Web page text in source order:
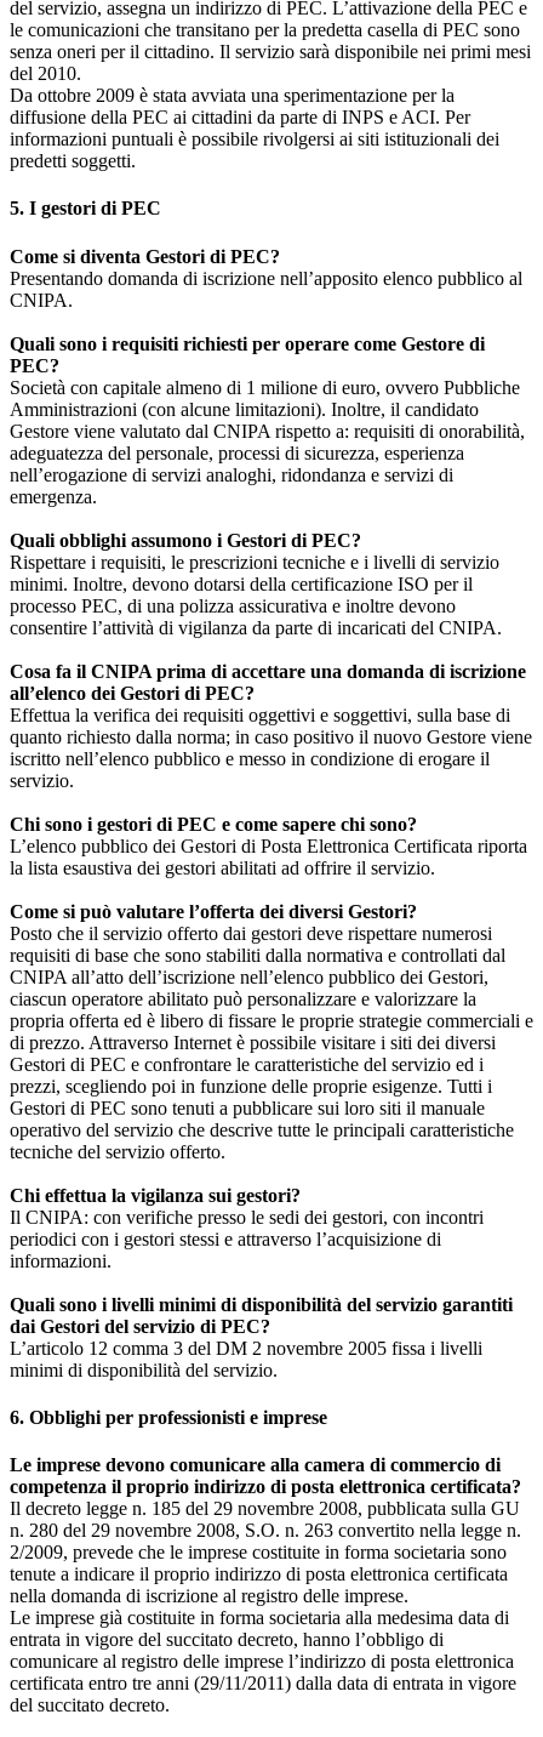
del servizio, assegna un indirizzo di PEC. L’attivazione della PEC e
le comunicazioni che transitano per la predetta casella di PEC sono
senza oneri per il cittadino. Il servizio sarà disponibile nei primi mesi
del 2010.
Da ottobre 2009 è stata avviata una sperimentazione per la
diffusione della PEC ai cittadini da parte di INPS e ACI. Per
informazioni puntuali è possibile rivolgersi ai siti istituzionali dei
predetti soggetti.
5. I gestori di PEC
Come si diventa Gestori di PEC?
Presentando domanda di iscrizione nell’apposito elenco pubblico al
CNIPA.
Quali sono i requisiti richiesti per operare come Gestore di
PEC?
Società con capitale almeno di 1 milione di euro, ovvero Pubbliche
Amministrazioni (con alcune limitazioni). Inoltre, il candidato
Gestore viene valutato dal CNIPA rispetto a: requisiti di onorabilità,
adeguatezza del personale, processi di sicurezza, esperienza
nell’erogazione di servizi analoghi, ridondanza e servizi di
emergenza.
Quali obblighi assumono i Gestori di PEC?
Rispettare i requisiti, le prescrizioni tecniche e i livelli di servizio
minimi. Inoltre, devono dotarsi della certificazione ISO per il
processo PEC, di una polizza assicurativa e inoltre devono
consentire l’attività di vigilanza da parte di incaricati del CNIPA.
Cosa fa il CNIPA prima di accettare una domanda di iscrizione
all’elenco dei Gestori di PEC?
Effettua la verifica dei requisiti oggettivi e soggettivi, sulla base di
quanto richiesto dalla norma; in caso positivo il nuovo Gestore viene
iscritto nell’elenco pubblico e messo in condizione di erogare il
servizio.
Chi sono i gestori di PEC e come sapere chi sono?
L’elenco pubblico dei Gestori di Posta Elettronica Certificata riporta
la lista esaustiva dei gestori abilitati ad offrire il servizio.
Come si può valutare l’offerta dei diversi Gestori?
Posto che il servizio offerto dai gestori deve rispettare numerosi
requisiti di base che sono stabiliti dalla normativa e controllati dal
CNIPA all’atto dell’iscrizione nell’elenco pubblico dei Gestori,
ciascun operatore abilitato può personalizzare e valorizzare la
propria offerta ed è libero di fissare le proprie strategie commerciali e
di prezzo. Attraverso Internet è possibile visitare i siti dei diversi
Gestori di PEC e confrontare le caratteristiche del servizio ed i
prezzi, scegliendo poi in funzione delle proprie esigenze. Tutti i
Gestori di PEC sono tenuti a pubblicare sui loro siti il manuale
operativo del servizio che descrive tutte le principali caratteristiche
tecniche del servizio offerto.
Chi effettua la vigilanza sui gestori?
Il CNIPA: con verifiche presso le sedi dei gestori, con incontri
periodici con i gestori stessi e attraverso l’acquisizione di
informazioni.
Quali sono i livelli minimi di disponibilità del servizio garantiti
dai Gestori del servizio di PEC?
L’articolo 12 comma 3 del DM 2 novembre 2005 fissa i livelli
minimi di disponibilità del servizio.
6. Obblighi per professionisti e imprese
Le imprese devono comunicare alla camera di commercio di
competenza il proprio indirizzo di posta elettronica certificata?
Il decreto legge n. 185 del 29 novembre 2008, pubblicata sulla GU
n. 280 del 29 novembre 2008, S.O. n. 263 convertito nella legge n.
2/2009, prevede che le imprese costituite in forma societaria sono
tenute a indicare il proprio indirizzo di posta elettronica certificata
nella domanda di iscrizione al registro delle imprese.
Le imprese già costituite in forma societaria alla medesima data di
entrata in vigore del succitato decreto, hanno l’obbligo di
comunicare al registro delle imprese l’indirizzo di posta elettronica
certificata entro tre anni (29/11/2011) dalla data di entrata in vigore
del succitato decreto.